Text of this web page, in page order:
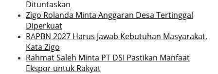
Dituntaskan
Zigo Rolanda Minta Anggaran Desa Tertinggal
Diperkuat
RAPBN 2027 Harus Jawab Kebutuhan Masyarakat,
Kata Zigo
Rahmat Saleh Minta PT DSI Pastikan Manfaat
Ekspor untuk Rakyat